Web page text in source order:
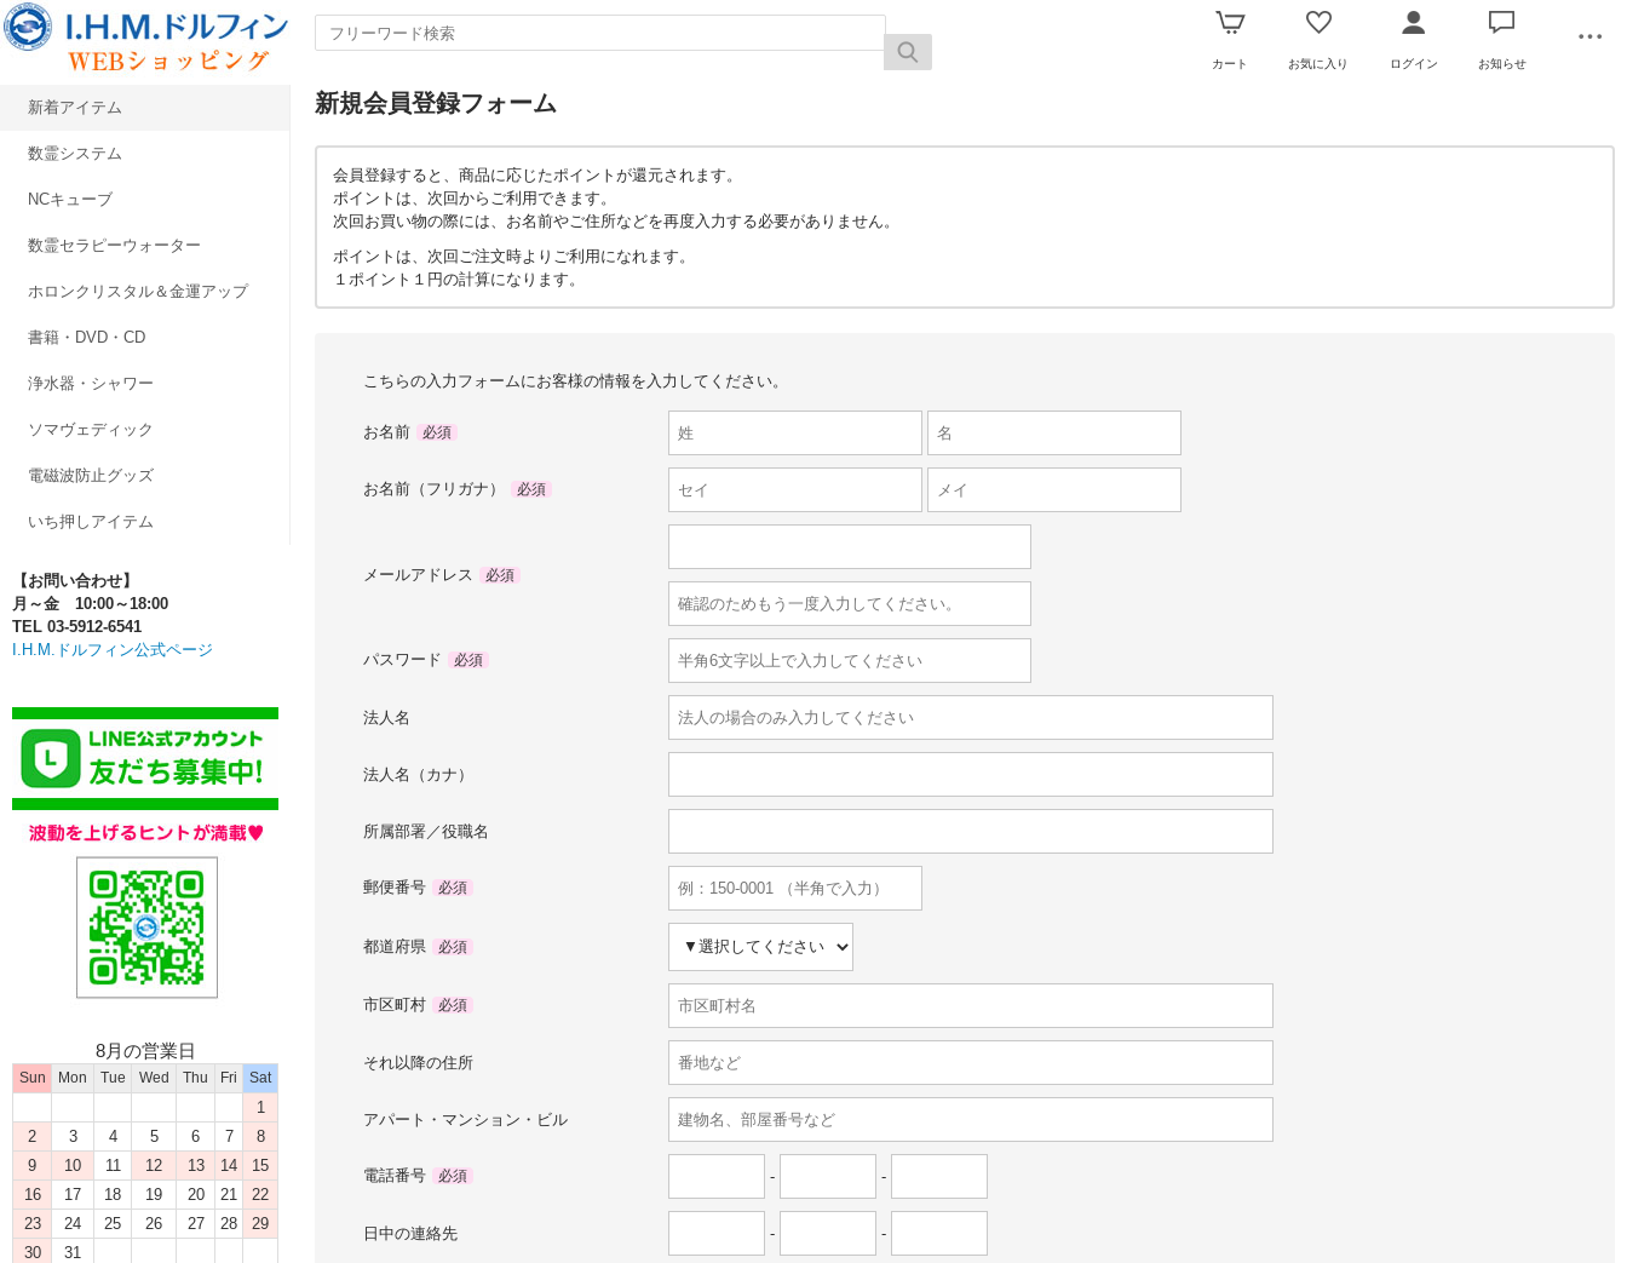
カート お気に入り ログイン お知らせ
新着アイテム
数霊システム
NCキューブ
数霊セラピーウォーター
ホロンクリスタル＆金運アップ
書籍・DVD・CD
浄水器・シャワー
ソマヴェディック
電磁波防止グッズ
いち押しアイテム
【お問い合わせ】
月～金 10:00～18:00
TEL 03-5912-6541
I.H.M.ドルフィン公式ページ
8月の営業日
Sun Mon Tue Wed Thu Fri Sat
1
2
3 4 5 6 7
8
9
10 11 12 13 14
15
16
17 18 19 20 21
22
23
24 25 26 27 28
29
30
31
新規会員登録フォーム
会員登録すると、商品に応じたポイントが還元されます。
ポイントは、次回からご利用できます。
次回お買い物の際には、お名前やご住所などを再度入力する必要がありません。
ポイントは、次回ご注文時よりご利用になれます。
１ポイント１円の計算になります。
こちらの入力フォームにお客様の情報を入力してください。
お名前 必須
お名前（フリガナ） 必須
メールアドレス 必須
パスワード 必須
法人名
法人名（カナ）
所属部署／役職名
郵便番号 必須
都道府県 必須
市区町村 必須
それ以降の住所
アパート・マンション・ビル
電話番号 必須 - -
日中の連絡先 - -